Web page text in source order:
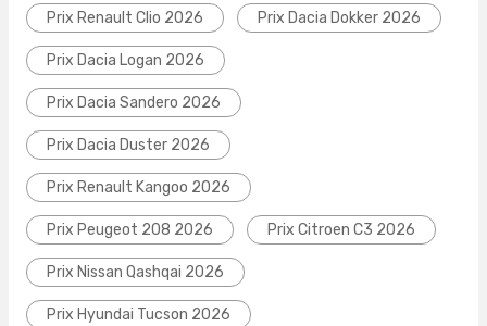
Prix Renault Clio 2026 Prix Dacia Dokker 2026
Prix Dacia Logan 2026
Prix Dacia Sandero 2026
Prix Dacia Duster 2026
Prix Renault Kangoo 2026
Prix Peugeot 208 2026 Prix Citroen C3 2026
Prix Nissan Qashqai 2026
Prix Hyundai Tucson 2026